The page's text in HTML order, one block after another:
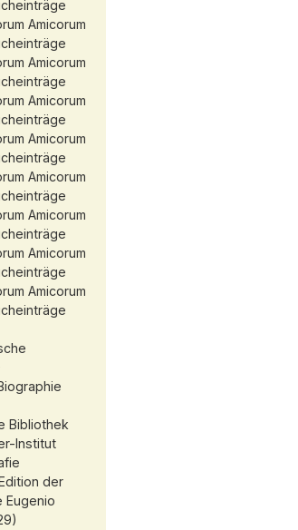
Amicorum
Amicorum
Amicorum
Amicorum
Amicorum
Amicorum
Amicorum
Amicorum
Bibliothek
Institut
der
Eugenio